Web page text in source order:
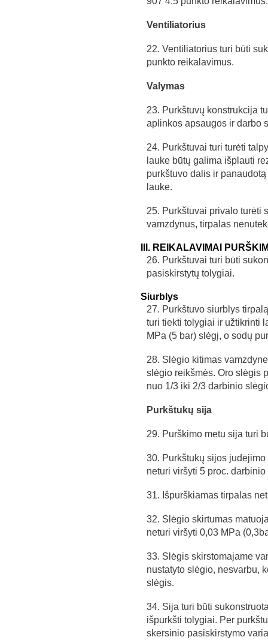
Ventiliatorius
22. Ventiliatorius turi būti
punkto reikalavimus.
Valymas
23. Purkštuvų konstrukcija
aplinkos apsaugos ir darbo
24. Purkštuvai turi turėti
lauke būtų galima išplauti
purkštuvo dalis ir
lauke.
25. Purkštuvai privalo turėti
vamzdynus, tirpalas
III. REIKALAVIMAI
26. Purkštuvai turi būti
pasiskirstytų tolygiai.
Siurblys
27. Purkštuvo siurblys
turi tiekti tolygiai ir užtikrinti
MPa (5 bar) slėgį, o sodų
28. Slėgio kitimas
slėgio reikšmės. Oro slėgis
nuo 1/3 iki 2/3 darbinio
Purkštukų sija
29. Purškimo metu sija turi
30. Purkštukų sijos
neturi viršyti 5 proc.
31. Išpurškiamas tirpalas
32. Slėgio skirtumas
neturi viršyti 0,03 MPa
33. Slėgis skirstomajame
nustatyto slėgio, nesvarbu,
slėgis.
34. Sija turi būti
išpurkšti tolygiai. Per
skersinio pasiskirstymo